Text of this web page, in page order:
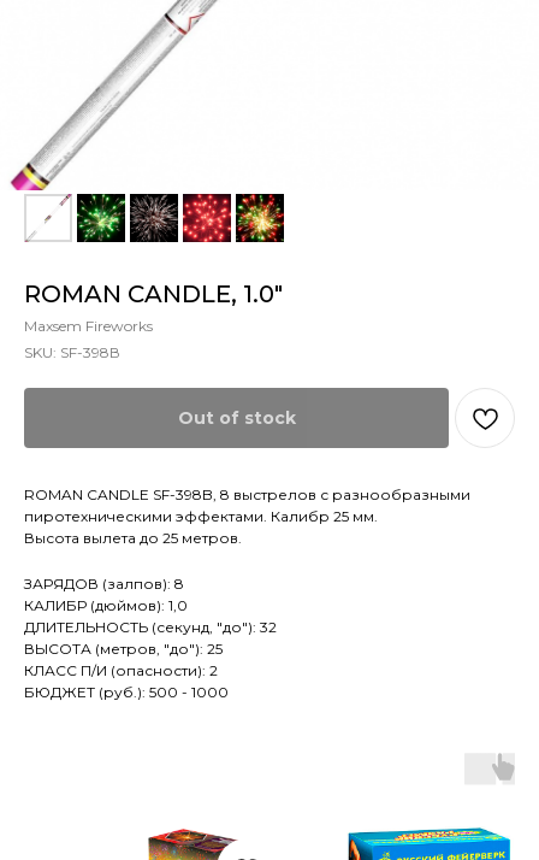
ROMAN CANDLE, 1.0"
Maxsem Fireworks
SKU: SF-398В
Out of stock
ROMAN CANDLE SF-398B, 8 выстрелов с разнообразными
пиротехническими эффектами. Калибр 25 мм.
Высота вылета до 25 метров.
ЗАРЯДОВ (залпов): 8
КАЛИБР (дюймов): 1,0
ДЛИТЕЛЬНОСТЬ (секунд, "до"): 32
ВЫСОТА (метров, "до"): 25
КЛАСС П/И (опасности): 2
БЮДЖЕТ (руб.): 500 - 1000